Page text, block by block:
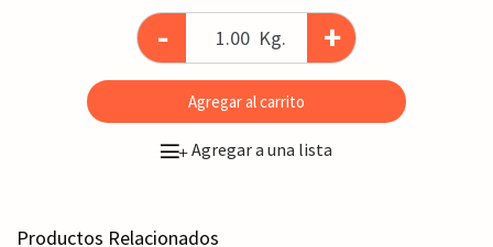
- Kg. +
Agregar al carrito
+Agregar a una lista
Productos Relacionados